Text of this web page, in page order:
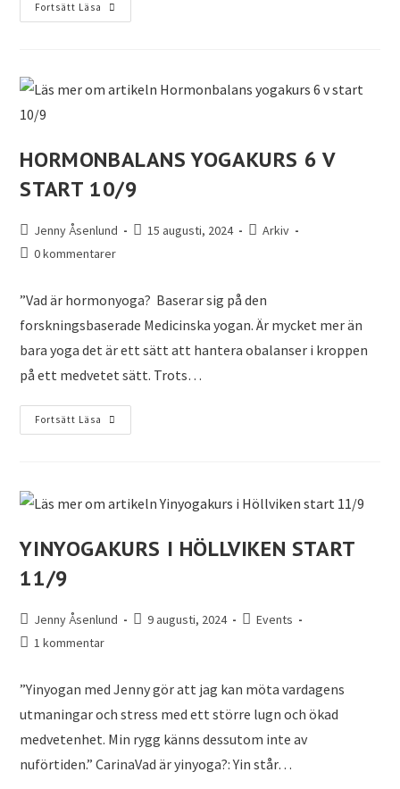
Fortsätt Läsa
HORMONBALANS YOGAKURS 6 V
START 10/9
Jenny Åsenlund 15 augusti, 2024
Arkiv
0 kommentarer
”Vad är hormonyoga? Baserar sig på den
forskningsbaserade Medicinska yogan. Är mycket mer än
bara yoga det är ett sätt att hantera obalanser i kroppen
på ett medvetet sätt. Trots…
Fortsätt Läsa
YINYOGAKURS I HÖLLVIKEN START
11/9
Jenny Åsenlund 9 augusti, 2024
Events
1 kommentar
”Yinyogan med Jenny gör att jag kan möta vardagens
utmaningar och stress med ett större lugn och ökad
medvetenhet. Min rygg känns dessutom inte av
nuförtiden.” CarinaVad är yinyoga?: Yin står…